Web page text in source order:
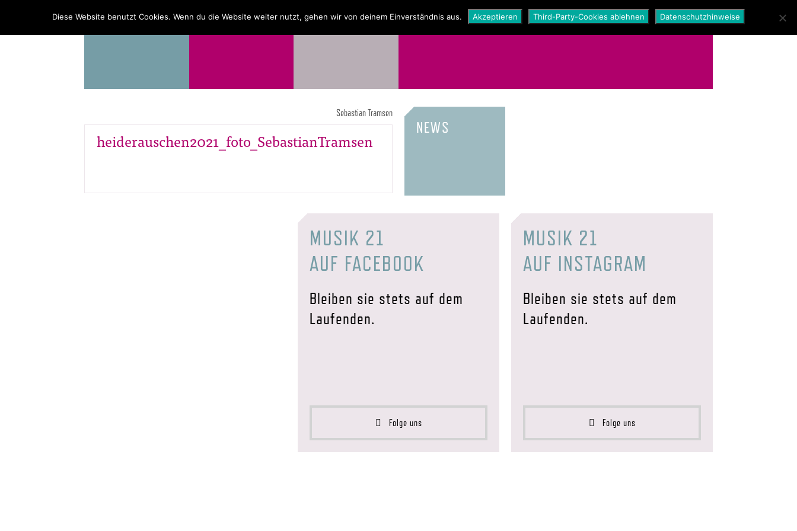
PROGRAMM ÜBER UNS NEWS SHOP
Sebastian Tramsen
heiderauschen2021_foto_SebastianTramsen
NEWS
MUSIK 21
AUF FACEBOOK
Bleiben sie stets auf dem
Laufenden.
Folge uns
MUSIK 21
AUF INSTAGRAM
Bleiben sie stets auf dem
Laufenden.
Folge uns
Diese Website benutzt Cookies. Wenn du die Website weiter nutzt, gehen wir von deinem Einverständnis aus. Akzeptieren Third-Party-Cookies ablehnen Datenschutzhinweise